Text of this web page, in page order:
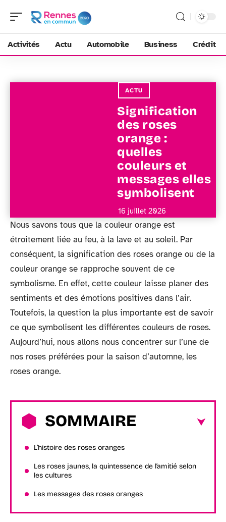
Activités Actu Automobile Business Crédit
ACTU
Signification
des roses
orange :
quelles
couleurs et
messages elles
symbolisent
16 juillet 2026
Nous savons tous que la couleur orange est
étroitement liée au feu, à la lave et au soleil. Par
conséquent, la signification des roses orange ou de la
couleur orange se rapproche souvent de ce
symbolisme. En effet, cette couleur laisse planer des
sentiments et des émotions positives dans l’air.
Toutefois, la question la plus importante est de savoir
ce que symbolisent les différentes couleurs de roses.
Aujourd’hui, nous allons nous concentrer sur l’une de
nos roses préférées pour la saison d’automne, les
roses orange.
SOMMAIRE
L’histoire des roses oranges
Les roses jaunes, la quintessence de l’amitié selon
les cultures
Les messages des roses oranges